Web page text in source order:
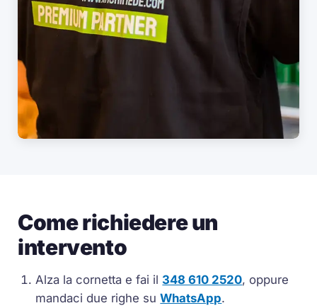
Come richiedere un
intervento
Alza la cornetta e fai il 348 610 2520, oppure
mandaci due righe suWhatsApp.